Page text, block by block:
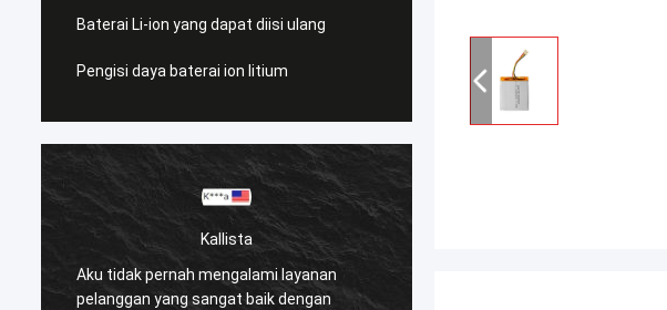
Baterai Li-ion yang dapat diisi ulang
Pengisi daya baterai ion litium
Kallista
Aku tidak pernah mengalami layanan
pelanggan yang sangat baik dengan